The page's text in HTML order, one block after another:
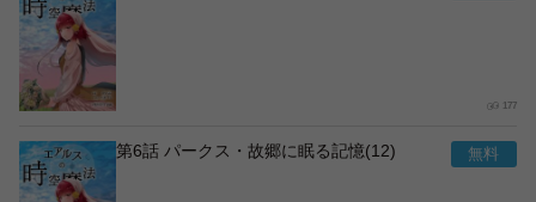
177
第6話 パークス・故郷に眠る記憶(12)